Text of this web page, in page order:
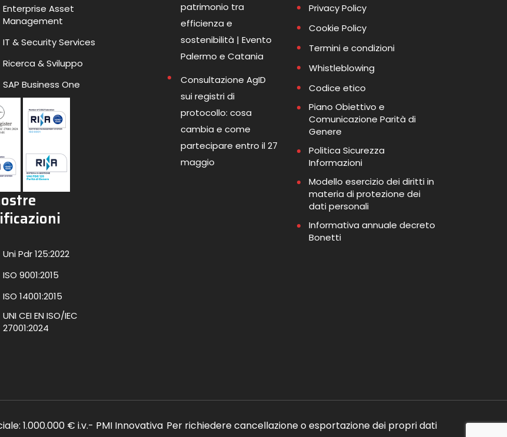
Enterprise Asset
Management
IT & Security Services
Ricerca & Sviluppo
SAP Business One
Uni Pdr 125:2022
ISO 9001:2015
ISO 14001:2015
UNI CEI EN ISO/IEC
27001:2024
patrimonio tra
efficienza e
sostenibilità | Evento
Palermo e Catania
Consultazione AgID
sui registri di
protocollo: cosa
cambia e come
partecipare entro il 27
maggio
Privacy Policy
Cookie Policy
Termini e condizioni
Whistleblowing
Codice etico
Piano Obiettivo e
Comunicazione Parità di
Genere
Politica Sicurezza
Informazioni
Modello esercizio dei diritti in
materia di protezione dei
dati personali
Informativa annuale decreto
Bonetti
1.000.000 € i.v.- PMI Innovativa Per richiedere cancellazione o esportazione dei propri dati